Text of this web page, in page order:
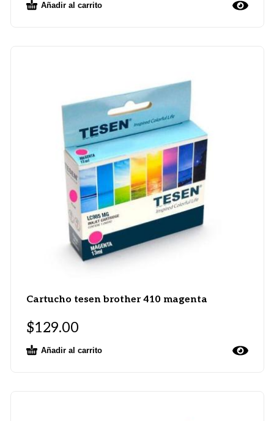
Añadir al carrito
Cartucho tesen brother 410 magenta
$129.00
Añadir al carrito